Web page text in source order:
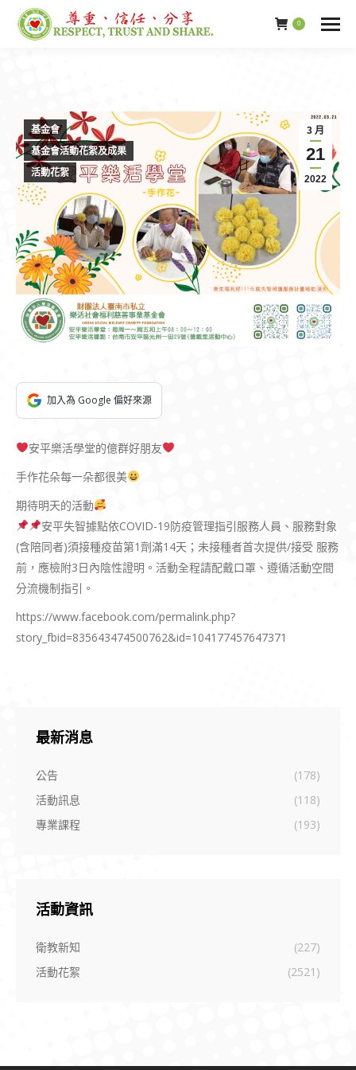
0
3 月
21
2022
基金會
基金會活動花絮及成果
活動花絮
加入為 Google 偏好來源
安平樂活學堂的億群好朋友
手作花朵每一朵都很美
期待明天的活動
安平失智據點依COVID-19防疫管理指引服務人員、服務對象
(含陪同者)須接種疫苗第1劑滿14天；未接種者首次提供/接受 服務
前，應檢附3日內陰性證明。活動全程請配戴口罩、遵循活動空間
分流機制指引。
https://www.facebook.com/permalink.php?
story_fbid=835643474500762&id=104177457647371
最新消息
公告
(178)
活動訊息
(118)
專業課程
(193)
活動資訊
衛教新知
(227)
活動花絮
(2521)